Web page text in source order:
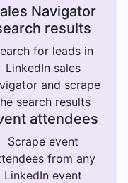
Navigator
results
for leads in
LinkedIn sales
and scrape
search results
attendees
Scrape event
from any
LinkedIn event